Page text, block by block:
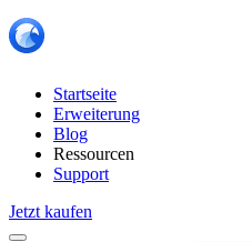
Startseite
Erweiterung
Blog
Ressourcen
Support
Jetzt kaufen